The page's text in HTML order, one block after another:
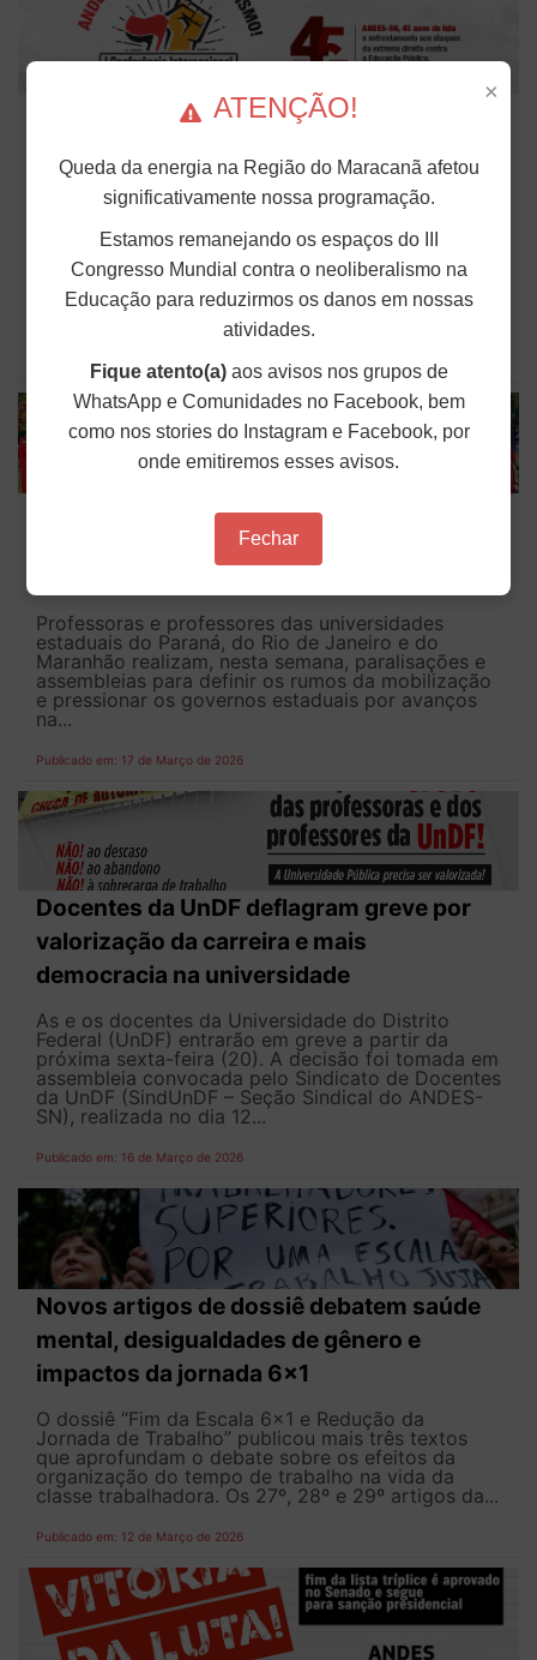
Confira a programação da I Conferência
começa dia 26
Conferência Internacional Antifascista pela
Soberania dos Povos. O encontro reúne mais de
100 organizações e movimentos comprometidos
com o enfrentamento ao avanço da extrema
Publicado em: 17 de Março de 2026
Docentes das estaduais do PR, RJ e MA
lutam por recomposição salarial e
Professoras e professores das universidades
estaduais do Paraná, do Rio de Janeiro e do
Maranhão realizam, nesta semana, paralisações e
assembleias para definir os rumos da mobilização
e pressionar os governos estaduais por avanços
na...
Publicado em: 17 de Março de 2026
Docentes da UnDF deflagram greve por
valorização da carreira e mais
democracia na universidade
As e os docentes da Universidade do Distrito
Federal (UnDF) entrarão em greve a partir da
próxima sexta-feira (20). A decisão foi tomada em
assembleia convocada pelo Sindicato de Docentes
da UnDF (SindUnDF – Seção Sindical do ANDES-
SN), realizada no dia 12...
Publicado em: 16 de Março de 2026
Novos artigos de dossiê debatem saúde
mental, desigualdades de gênero e
impactos da jornada 6x1
O dossiê “Fim da Escala 6×1 e Redução da
Jornada de Trabalho” publicou mais três textos
que aprofundam o debate sobre os efeitos da
organização do tempo de trabalho na vida da
classe trabalhadora. Os 27º, 28º e 29º artigos da...
Publicado em: 12 de Março de 2026
×
ATENÇÃO!
Queda da energia na Região do Maracanã afetou
significativamente nossa programação.
Estamos remanejando os espaços do III
Congresso Mundial contra o neoliberalismo na
Educação para reduzirmos os danos em nossas
atividades.
Fique atento(a)aos avisos nos grupos de
WhatsApp e Comunidades no Facebook, bem
como nos stories do Instagram e Facebook, por
onde emitiremos esses avisos.
Fechar